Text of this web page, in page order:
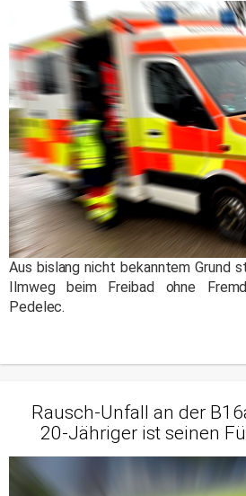
Aus bislang nicht bekanntem Grund
Ilmweg beim Freibad ohne
Pedelec.
Rausch-Unfall an der
20-Jähriger ist seinen